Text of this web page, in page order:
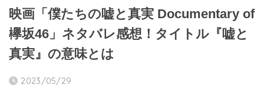
映画「僕たちの嘘と真実 Documentary of
欅坂46」ネタバレ感想！タイトル『嘘と
真実』の意味とは
2023/05/29